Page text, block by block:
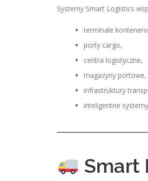
Systemy Smart Logistics
terminale
porty cargo,
centra logistyczne,
magazyny portowe,
infrastruktury
inteligentne
Smart